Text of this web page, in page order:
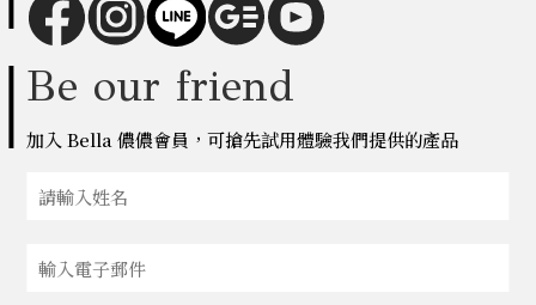
Be our friend
加入 Bella 儂儂會員，可搶先試用體驗我們提供的產品